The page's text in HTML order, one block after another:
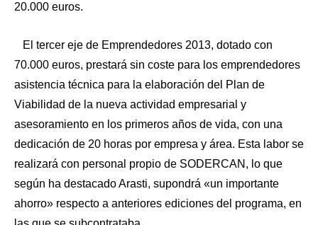
20.000 euros.
El tercer eje de Emprendedores 2013, dotado con
70.000 euros, prestará sin coste para los emprendedores
asistencia técnica para la elaboración del Plan de
Viabilidad de la nueva actividad empresarial y
asesoramiento en los primeros años de vida, con una
dedicación de 20 horas por empresa y área. Esta labor se
realizará con personal propio de SODERCAN, lo que
según ha destacado Arasti, supondrá «un importante
ahorro» respecto a anteriores ediciones del programa, en